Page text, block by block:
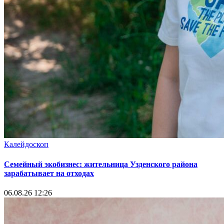
Калейдоскоп
Семейный экобизнес: жительница Узденского района
зарабатывает на отходах
06.08.26 12:26